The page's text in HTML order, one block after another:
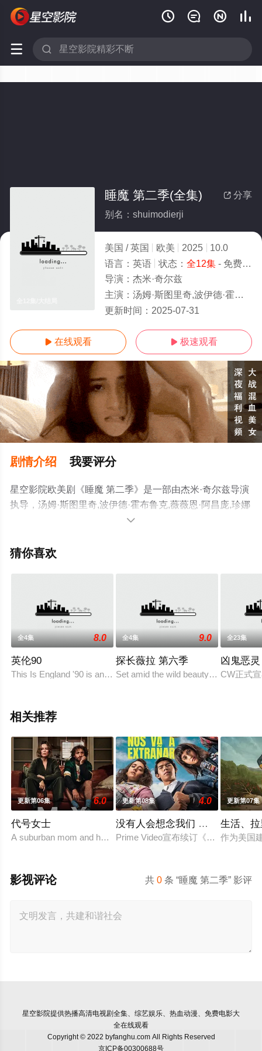
   
 
 分享
睡魔 第二季(全集)
别名：shuimodierji
美国 / 英国 欧美 2025
10.0
语言： 英语 状态： 全12集- 免费在线观看
导演： 杰米·奇尔兹
主演： 汤姆·斯图里奇,波伊德·霍布鲁克,薇薇恩·阿昌庞,珍娜·科尔曼,乔莉·理查德森,卢瑞·奥康纳,弗莱迪·福克斯,克里夫
更新时间： 2025-07-31
 在线观看  极速观看
剧情介绍 我要评分
星空影院欧美剧《睡魔 第二季》是一部由杰米·奇尔兹导演
执导，汤姆·斯图里奇,波伊德·霍布鲁克,薇薇恩·阿昌庞,珍娜
·科尔曼,乔莉·理查德森,卢瑞·奥康纳,弗莱迪·福克斯,克里夫·
茵蒂娅·摩尔,史蒂夫·库根,埃斯梅·科里德-米尔斯,艾德里安·
剧、电视猫或剧情网等平台了解。
。

猜你喜欢
全4集 8.0
英伦90
This Is England '90 is an upcoming British TV drama seri
全4集 9.0
探长薇拉 第六季
Set amid the wild beauty of the
全23集
凶鬼恶
CW正式
相关推荐
更新第06集 6.0
代号女士
A suburban mom and her high school friend plot to frighten h
更新第08集 4.0
没有人会想念我们 第二季
Prime Video宣布续订《没有人会想
更新第07集
生活、
作为美国
共0 条 “睡魔 第二季” 影评
影视评论
星空影院提供热播高清电视剧全集、综艺娱乐、热血动漫、免费电影大
全在线观看
Copyright © 2022 byfanghu.com All Rights Reserved
京ICP备00300688号